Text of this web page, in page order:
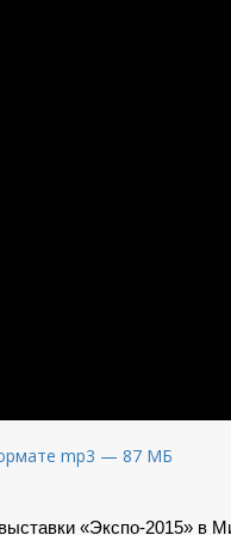
mp3 — 87 МБ
«Экспо-2015» в